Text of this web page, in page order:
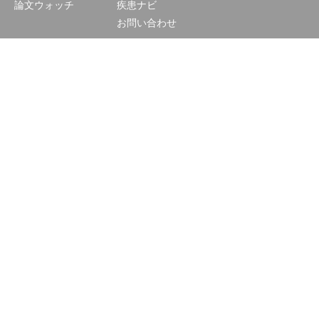
論文ウォッチ
疾患ナビ
お問い合わせ